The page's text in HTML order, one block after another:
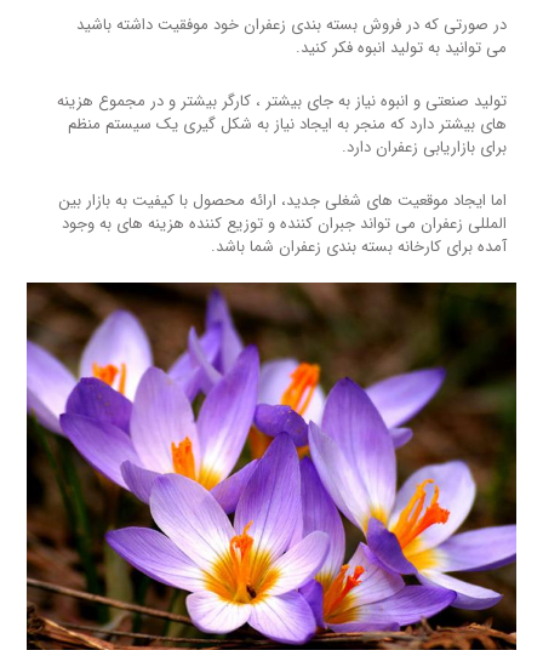
در صورتی که در فروش بسته بندی زعفران خود موفقیت داشته باشید
می توانید به تولید انبوه فکر کنید.
تولید صنعتی و انبوه نیاز به جای بیشتر ، کارگر بیشتر و در مجموع هزینه
های بیشتر دارد که منجر به ایجاد نیاز به شکل گیری یک سیستم منظم
برای بازاریابی زعفران دارد.
اما ایجاد موقعیت های شغلی جدید، ارائه محصول با کیفیت به بازار بین
المللی زعفران می تواند جبران کننده و توزیع کننده هزینه های به وجود
آمده برای کارخانه بسته بندی زعفران شما باشد.